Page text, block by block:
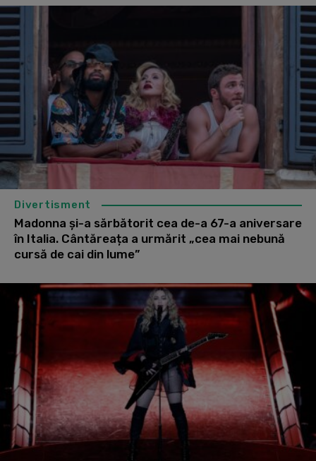
Divertisment
Madonna și-a sărbătorit cea de-a 67-a aniversare
în Italia. Cântăreața a urmărit „cea mai nebună
cursă de cai din lume”